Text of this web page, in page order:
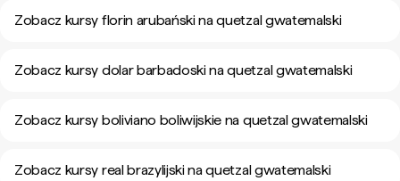
Zobacz kursy florin arubański na quetzal gwatemalski
Zobacz kursy dolar barbadoski na quetzal gwatemalski
Zobacz kursy boliviano boliwijskie na quetzal gwatemalski
Zobacz kursy real brazylijski na quetzal gwatemalski